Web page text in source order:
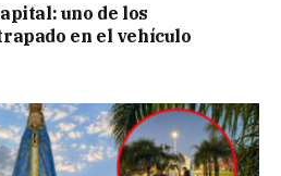
uno de los
en el vehículo